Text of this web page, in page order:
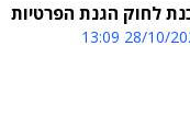
לחוק הגנת הפרטיות
28/10/2024